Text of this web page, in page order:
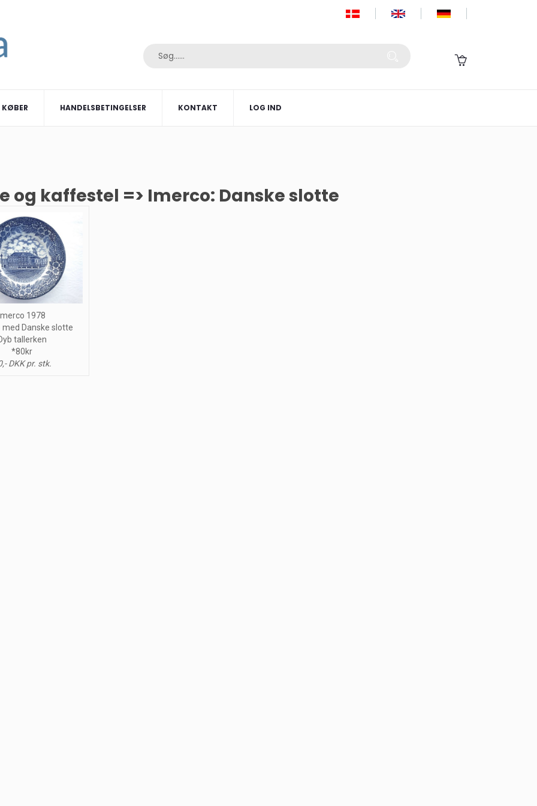
KØBER HANDELSBETINGELSER KONTAKT LOG IND
og kaffestel => Imerco: Danske slotte
1978
med Danske slotte
tallerken
*80kr
DKK pr. stk.